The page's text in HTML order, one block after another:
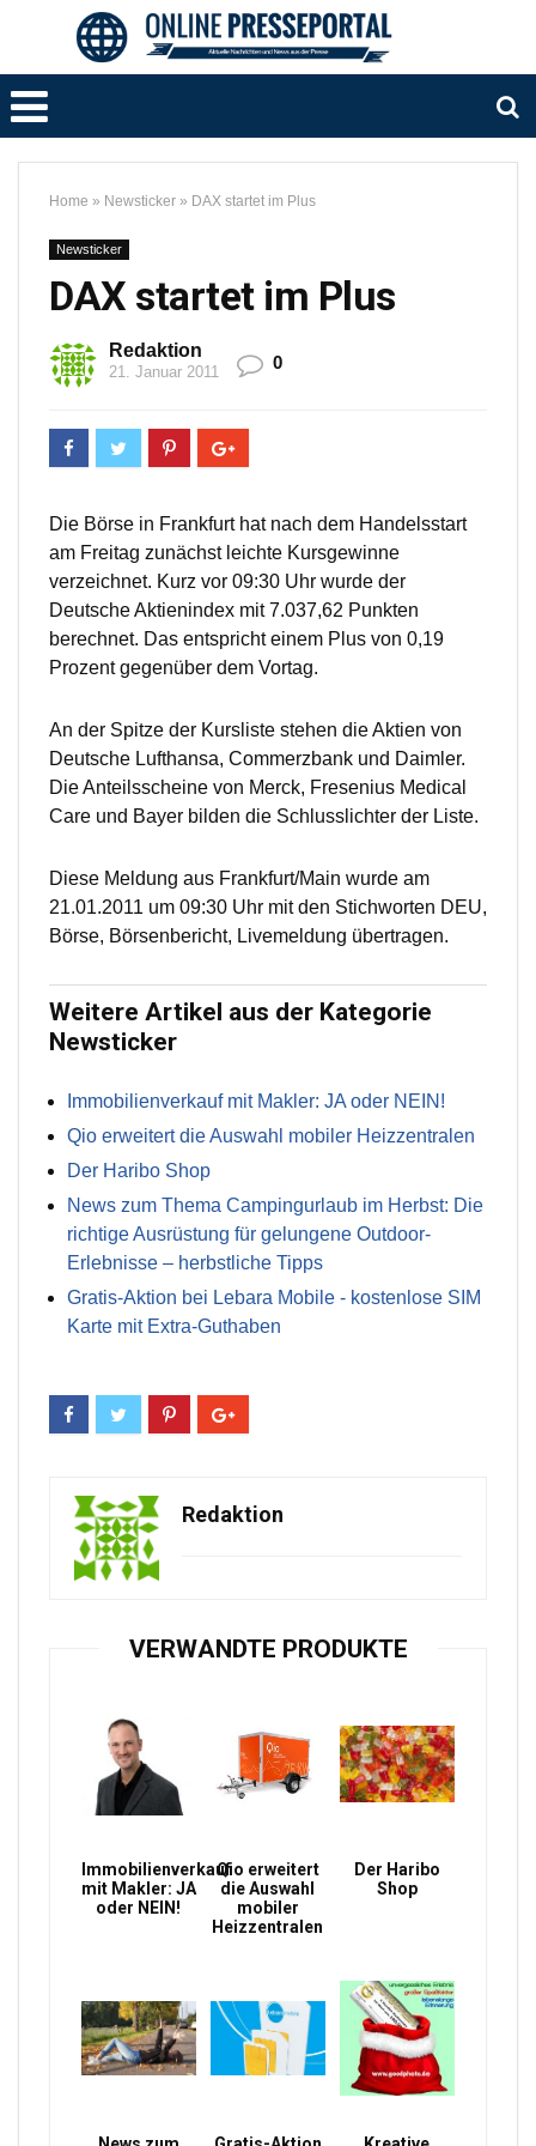
Home » Newsticker » DAX startet im Plus
Newsticker
DAX startet im Plus
Redaktion
21. Januar 2011 0
Die Börse in Frankfurt hat nach dem Handelsstart
am Freitag zunächst leichte Kursgewinne
verzeichnet. Kurz vor 09:30 Uhr wurde der
Deutsche Aktienindex mit 7.037,62 Punkten
berechnet. Das entspricht einem Plus von 0,19
Prozent gegenüber dem Vortag.
An der Spitze der Kursliste stehen die Aktien von
Deutsche Lufthansa, Commerzbank und Daimler.
Die Anteilsscheine von Merck, Fresenius Medical
Care und Bayer bilden die Schlusslichter der Liste.
Diese Meldung aus Frankfurt/Main wurde am
21.01.2011 um 09:30 Uhr mit den Stichworten DEU,
Börse, Börsenbericht, Livemeldung übertragen.
Weitere Artikel aus der Kategorie
Newsticker
Immobilienverkauf mit Makler: JA oder NEIN!
Qio erweitert die Auswahl mobiler Heizzentralen
Der Haribo Shop
News zum Thema Campingurlaub im Herbst: Die
richtige Ausrüstung für gelungene Outdoor-
Erlebnisse – herbstliche Tipps
Gratis-Aktion bei Lebara Mobile - kostenlose SIM
Karte mit Extra-Guthaben
Redaktion
VERWANDTE PRODUKTE
Immobilienverkauf
mit Makler: JA
oder NEIN!
Qio erweitert
die Auswahl
mobiler
Heizzentralen
Der Haribo
Shop